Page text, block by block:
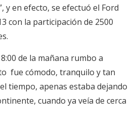
y en efecto, se efectuó el Ford
con la participación de 2500
de la mañana rumbo a
fue cómodo, tranquilo y tan
tiempo, apenas estaba dejando
cuando ya veía de cerca